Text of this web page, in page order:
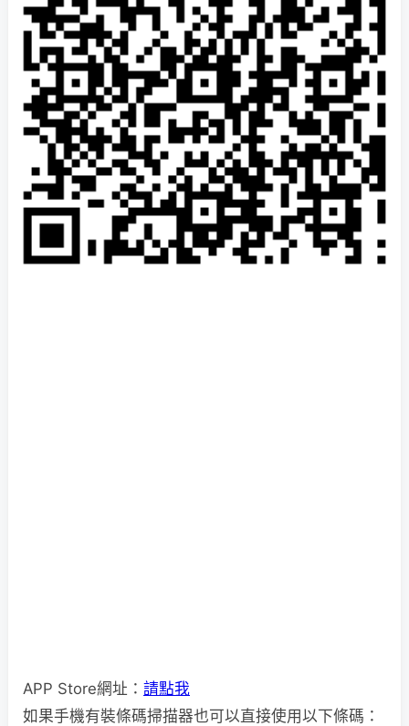
APP Store網址： 請點我
如果手機有裝條碼掃描器也可以直接使用以下條碼：